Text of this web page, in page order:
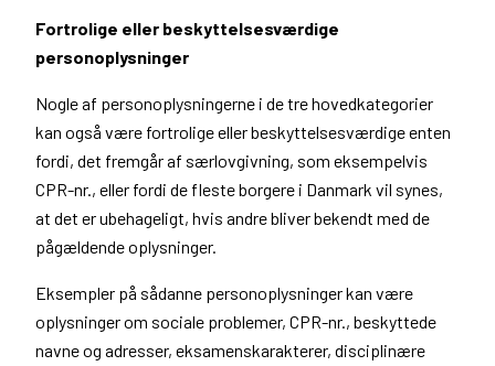
Fortrolige eller beskyttelsesværdige
personoplysninger
Nogle af personoplysningerne i de tre hovedkategorier
kan også være fortrolige eller beskyttelsesværdige enten
fordi, det fremgår af særlovgivning, som eksempelvis
CPR-nr., eller fordi de fleste borgere i Danmark vil synes,
at det er ubehageligt, hvis andre bliver bekendt med de
pågældende oplysninger.
Eksempler på sådanne personoplysninger kan være
oplysninger om sociale problemer, CPR-nr., beskyttede
navne og adresser, eksamenskarakterer, disciplinære